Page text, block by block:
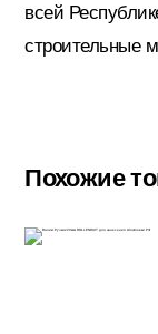
всей
строительные
Похожие